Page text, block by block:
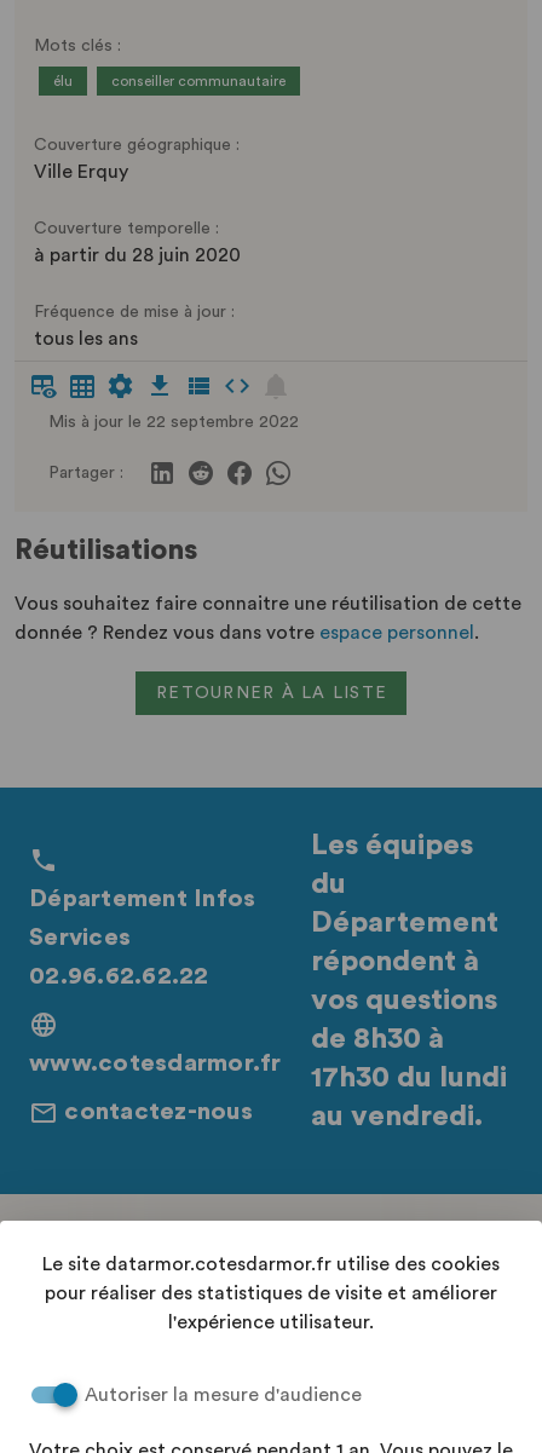
Mots clés :
élu conseiller communautaire
Couverture géographique :
Ville Erquy
Couverture temporelle :
à partir du 28 juin 2020
Fréquence de mise à jour :
tous les ans
Mis à jour le 22 septembre 2022
Partager :
Réutilisations
Vous souhaitez faire connaitre une réutilisation de cette
donnée ? Rendez vous dans votre espace personnel .
RETOURNER À LA LISTE
Département Infos
Services
02.96.62.62.22
www.cotesdarmor.fr
contactez-nous
Les équipes
du
Département
répondent à
vos questions
de 8h30 à
17h30 du lundi
au vendredi.
Conditions Générales d'Utilisation
Le site datarmor.cotesdarmor.fr utilise des cookies
pour réaliser des statistiques de visite et améliorer
l'expérience utilisateur.
Autoriser la mesure d'audience